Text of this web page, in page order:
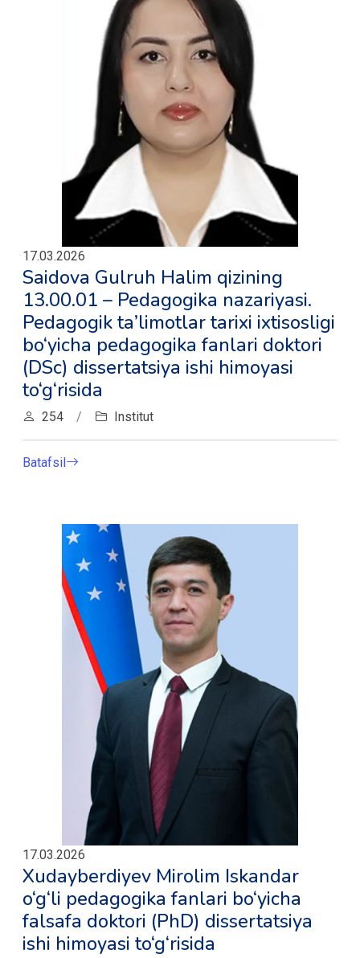
17.03.2026
Saidova Gulruh Halim qizining
13.00.01 – Pedagogika nazariyasi.
Pedagogik ta’limotlar tarixi ixtisosligi
bo‘yicha pedagogika fanlari doktori
(DSc) dissertatsiya ishi himoyasi
to‘g‘risida
254 / Institut
Batafsil
17.03.2026
Xudayberdiyev Mirolim Iskandar
o‘g‘li pedagogika fanlari bo‘yicha
falsafa doktori (PhD) dissertatsiya
ishi himoyasi to‘g‘risida